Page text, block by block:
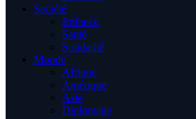
Société
Enfance
Santé
Solidarité
Monde
Afrique
Amérique
Asie
Diplomatie